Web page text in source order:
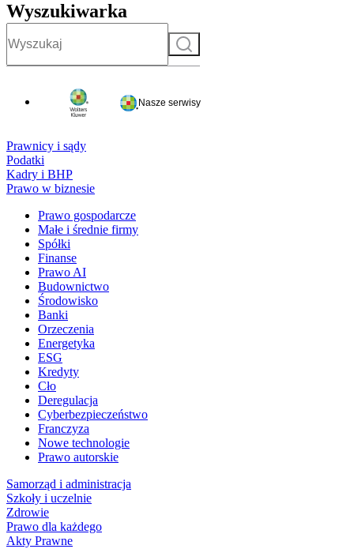
Wyszukiwarka
Szukaj
Nasze serwisy
Prawnicy i sądy
Podatki
Kadry i BHP
Prawo w biznesie
Prawo gospodarcze
Małe i średnie firmy
Spółki
Finanse
Prawo AI
Budownictwo
Środowisko
Banki
Orzeczenia
Energetyka
ESG
Kredyty
Cło
Deregulacja
Cyberbezpieczeństwo
Franczyza
Nowe technologie
Prawo autorskie
Samorząd i administracja
Szkoły i uczelnie
Zdrowie
Prawo dla każdego
Akty Prawne